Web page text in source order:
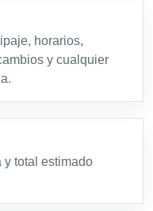
horarios,
y cualquier
y total estimado